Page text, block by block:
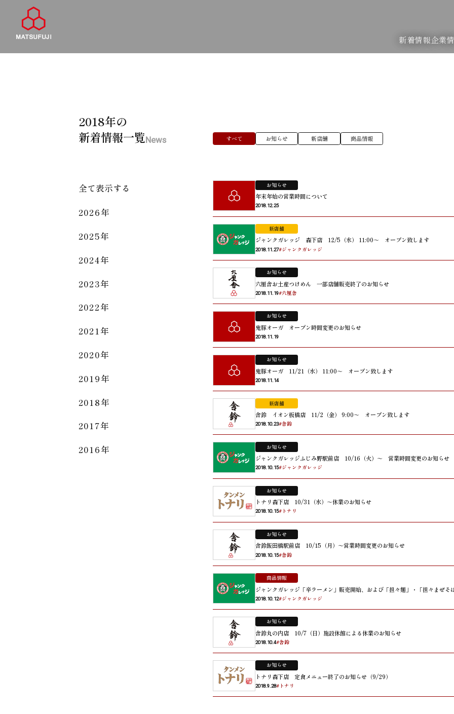
新着情報企業
2018年の
新着情報一覧News すべて お知らせ 新店舗 商品情報
お知らせ
年末年始の営業時間について
2018.12.25
新店舗
ジャンクガレッジ 森下店 12/5（水） 11:00～ オープン致します
2018.11.27#ジャンクガレッジ
お知らせ
六厘舎お土産つけめん 一部店舗販売終了のお知らせ
2018.11.19#六厘舎
お知らせ
鬼豚オーガ オープン時間変更のお知らせ
2018.11.19
お知らせ
鬼豚オーガ 11/21（水） 11:00～ オープン致します
2018.11.14
新店舗
舎鈴 イオン板橋店 11/2（金） 9:00～ オープン致します
2018.10.23#舎鈴
お知らせ
ジャンクガレッジふじみ野駅前店 10/16（火）～ 営業時間変更のお知らせ
2018.10.15#ジャンクガレッジ
お知らせ
トナリ森下店 10/31（水）～休業のお知らせ
2018.10.15#トナリ
お知らせ
舎鈴飯田橋駅前店 10/15（月）～営業時間変更のお知らせ
2018.10.15#舎鈴
商品情報
ジャンクガレッジ「辛ラーメン」販売開始、および「担々麺」・「担々まぜ
2018.10.12#ジャンクガレッジ
お知らせ
舎鈴丸の内店 10/7（日）施設休館による休業のお知らせ
2018.10.4#舎鈴
お知らせ
トナリ森下店 定食メニュー終了のお知らせ（9/29）
2018.9.28#トナリ
全て表示する
2026年
2025年
2024年
2023年
2022年
2021年
2020年
2019年
2018年
2017年
2016年